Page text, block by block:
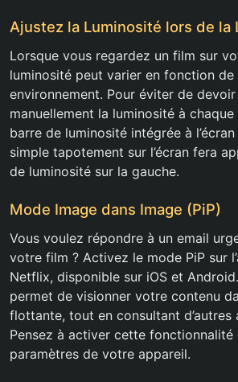
Ajustez la Luminosité lors de la
Lorsque vous regardez un film sur
luminosité peut varier en fonction
environnement. Pour éviter de
manuellement la luminosité à
barre de luminosité intégrée à
simple tapotement sur l’écran fera
de luminosité sur la gauche.
Mode Image dans Image (PiP)
Vous voulez répondre à un email
votre film ? Activez le mode PiP sur
Netflix, disponible sur iOS et
permet de visionner votre contenu
flottante, tout en consultant d’autres
Pensez à activer cette fonctionnalité
paramètres de votre appareil.